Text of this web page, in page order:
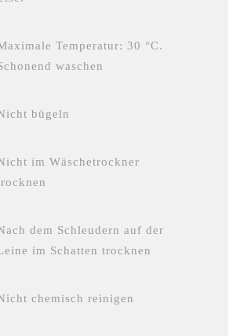
Temperatur: 30 °C.
waschen
bügeln
im Wäschetrockner
dem Schleudern auf der
im Schatten trocknen
chemisch reinigen